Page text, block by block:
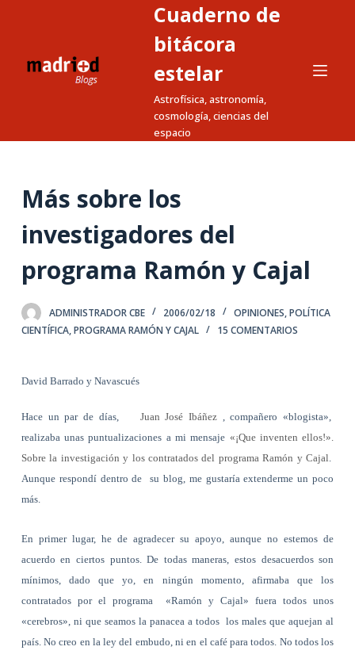
a
n
n
d
Cuaderno de
bitácora
estelar
Astrofísica, astronomía,
cosmología, ciencias del
espacio
Más sobre los
investigadores del
programa Ramón y Cajal
ADMINISTRADOR CBE 2006/02/18 OPINIONES,POLÍTICA
CIENTÍFICA,PROGRAMA RAMÓN Y CAJAL 15 COMENTARIOS
David Barrado y Navascués
Hace un par de días, Juan José Ibáñez , compañero «blogista»,
realizaba unas puntualizaciones a mi mensaje «¡Que inventen ellos!».
Sobre la investigación y los contratados del programa Ramón y Cajal.
Aunque respondí dentro de su blog, me gustaría extenderme un poco
más.
En primer lugar, he de agradecer su apoyo, aunque no estemos de
acuerdo en ciertos puntos. De todas maneras, estos desacuerdos son
mínimos, dado que yo, en ningún momento, afirmaba que los
contratados por el programa «Ramón y Cajal» fuera todos unos
«cerebros», ni que seamos la panacea a todos los males que aquejan al
país. No creo en la ley del embudo, ni en el café para todos. No todos los